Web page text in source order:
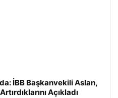
İBB Başkanvekili Aslan,
Açıkladı